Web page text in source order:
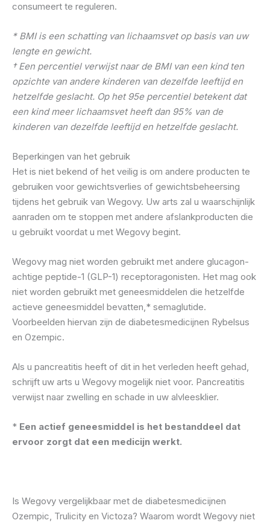
consumeert te reguleren.
* BMI is een schatting van lichaamsvet op basis van uw
lengte en gewicht.
† Een percentiel verwijst naar de BMI van een kind ten
opzichte van andere kinderen van dezelfde leeftijd en
hetzelfde geslacht. Op het 95e percentiel betekent dat
een kind meer lichaamsvet heeft dan 95% van de
kinderen van dezelfde leeftijd en hetzelfde geslacht.
Beperkingen van het gebruik
Het is niet bekend of het veilig is om andere producten te
gebruiken voor gewichtsverlies of gewichtsbeheersing
tijdens het gebruik van Wegovy. Uw arts zal u waarschijnlijk
aanraden om te stoppen met andere afslankproducten die
u gebruikt voordat u met Wegovy begint.
Wegovy mag niet worden gebruikt met andere glucagon-
achtige peptide-1 (GLP-1) receptoragonisten. Het mag ook
niet worden gebruikt met geneesmiddelen die hetzelfde
actieve geneesmiddel bevatten,* semaglutide.
Voorbeelden hiervan zijn de diabetesmedicijnen Rybelsus
en Ozempic.
Als u pancreatitis heeft of dit in het verleden heeft gehad,
schrijft uw arts u Wegovy mogelijk niet voor. Pancreatitis
verwijst naar zwelling en schade in uw alvleesklier.
* Een actief geneesmiddel is het bestanddeel dat
ervoor zorgt dat een medicijn werkt.
Is Wegovy vergelijkbaar met de diabetesmedicijnen
Ozempic, Trulicity en Victoza? Waarom wordt Wegovy niet